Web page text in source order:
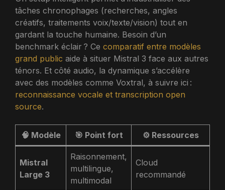
tâches chronophages (recherches, angles
créatifs, traitements voix/texte/vision) tout en
gardant la touche humaine. Besoin d’un
benchmark éclair ? Ce comparatif entre modèles
grand public aide à situer Mistral 3 face aux autres
ténors. Et côté audio, la dynamique s’accélère
avec des modèles comme Voxtral, à suivre ici :
reconnaissance vocale et transcription open
source.
🧠 Modèle 🎯 Point fort ⚙️ Ressources
Mistral
Large 3
Raisonnement,
multilingue,
multimodal
Cloud
recommandé